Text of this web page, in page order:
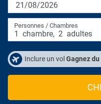
21/08/2026
Personnes / Chambres
1 chambre, 2 adultes
Inclure un vol Gagnez